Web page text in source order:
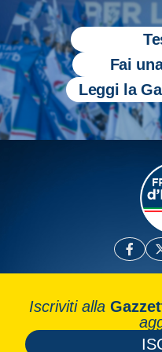
Fai
Leggi la
Iscriviti alla